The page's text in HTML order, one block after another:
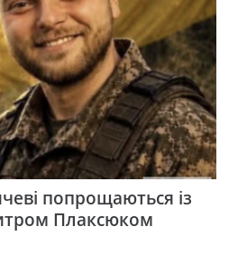
попрощаються із
Плаксюком